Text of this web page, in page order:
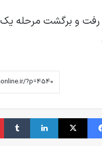
رفت و برگشت مرحله
فیس بوک X لینکدین